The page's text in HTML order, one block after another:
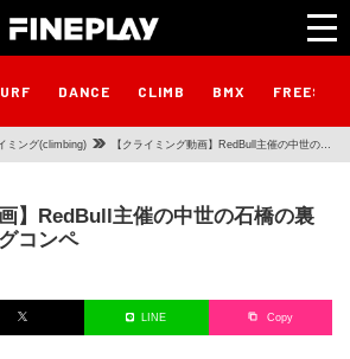
DANCE CLIMB BMX
ミング(climbing) 【クライミング動画】RedBull主催の中世の石
】RedBull主催の中世の石橋の裏
コンペ
LINE Copy